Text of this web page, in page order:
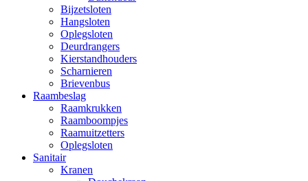
Bijzetsloten
Hangsloten
Oplegsloten
Deurdrangers
Kierstandhouders
Scharnieren
Brievenbus
Raambeslag
Raamkrukken
Raamboompjes
Raamuitzetters
Oplegsloten
Sanitair
Kranen